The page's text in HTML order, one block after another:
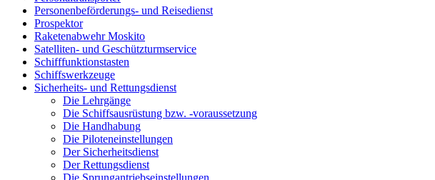
Personenbeförderungs- und Reisedienst
Prospektor
Raketenabwehr Moskito
Satelliten- und Geschützturmservice
Schifffunktionstasten
Schiffswerkzeuge
Sicherheits- und Rettungsdienst
Die Lehrgänge
Die Schiffsausrüstung bzw. -voraussetzung
Die Handhabung
Die Piloteneinstellungen
Der Sicherheitsdienst
Der Rettungsdienst